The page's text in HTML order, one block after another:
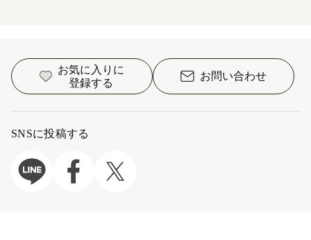
お気に入りに
登録する
お問い合わせ
SNSに投稿する